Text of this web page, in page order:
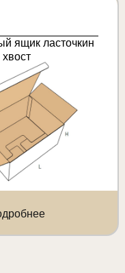
ящик ласточкин
хвост